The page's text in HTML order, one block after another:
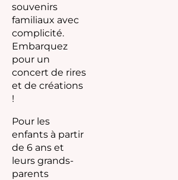
souvenirs
familiaux avec
complicité.
Embarquez
pour un
concert de rires
et de créations
!
Pour les
enfants à partir
de 6 ans et
leurs grands-
parents